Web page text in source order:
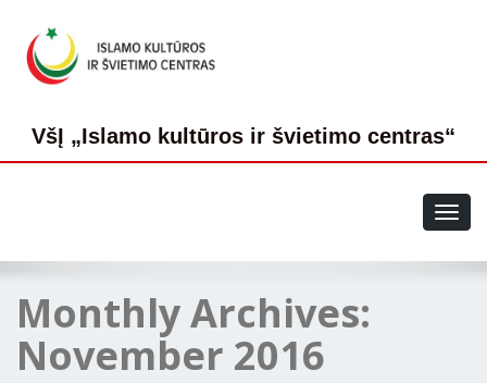
VšĮ „Islamo kultūros ir švietimo centras“
Monthly Archives:
November 2016